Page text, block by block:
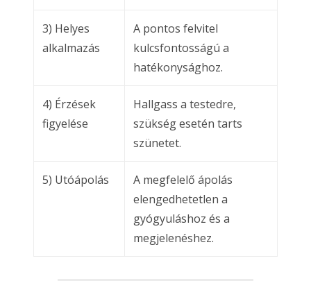
3) Helyes
alkalmazás
A pontos felvitel
kulcsfontosságú a
hatékonysághoz.
4) Érzések
figyelése
Hallgass a testedre,
szükség esetén tarts
szünetet.
5) Utóápolás
A megfelelő ápolás
elengedhetetlen a
gyógyuláshoz és a
megjelenéshez.